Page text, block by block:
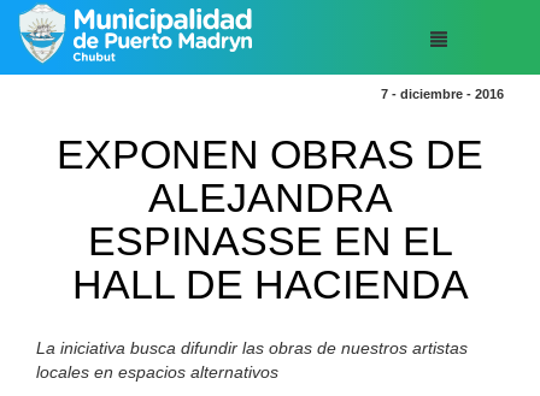
7 - diciembre - 2016
EXPONEN OBRAS DE
ALEJANDRA
ESPINASSE EN EL
HALL DE HACIENDA
La iniciativa busca difundir las obras de nuestros artistas
locales en espacios alternativos